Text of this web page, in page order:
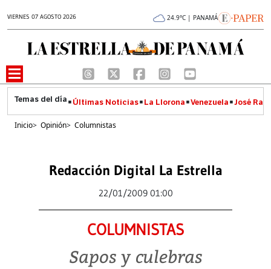
VIERNES 07 AGOSTO 2026 24.9°C | PANAMÁ
Últimas Noticias La Llorona Venezuela José
Inicio> Opinión> Columnistas
Redacción Digital La Estrella
22/01/2009 01:00
COLUMNISTAS
Sapos y culebras